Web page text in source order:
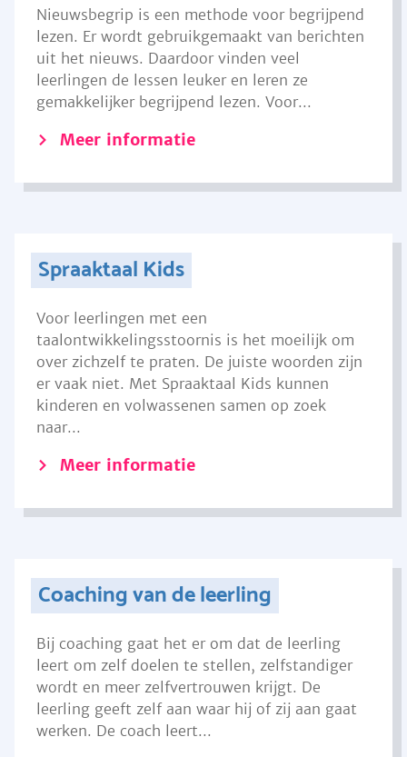
Nieuwsbegrip is een methode voor begrijpend
lezen. Er wordt gebruikgemaakt van berichten
uit het nieuws. Daardoor vinden veel
leerlingen de lessen leuker en leren ze
gemakkelijker begrijpend lezen. Voor...
Meer informatie
Spraaktaal Kids
Voor leerlingen met een
taalontwikkelingsstoornis is het moeilijk om
over zichzelf te praten. De juiste woorden zijn
er vaak niet. Met Spraaktaal Kids kunnen
kinderen en volwassenen samen op zoek
naar...
Meer informatie
Coaching van de leerling
Bij coaching gaat het er om dat de leerling
leert om zelf doelen te stellen, zelfstandiger
wordt en meer zelfvertrouwen krijgt. De
leerling geeft zelf aan waar hij of zij aan gaat
werken. De coach leert...